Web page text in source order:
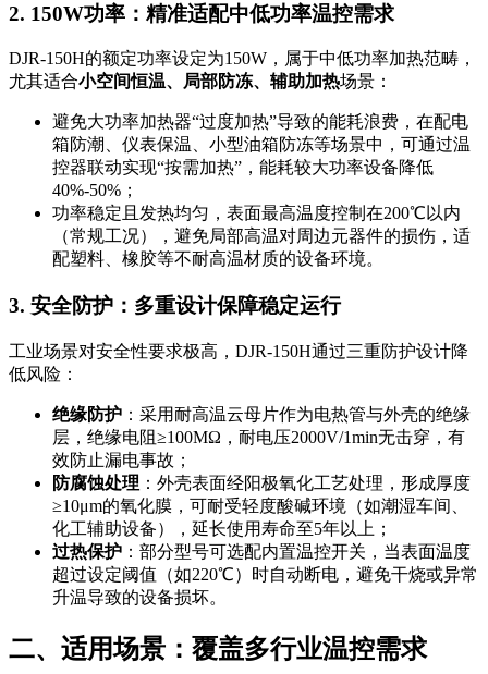
2. 150W功率：精准适配中低功率温控需求
DJR-150H的额定功率设定为150W，属于中低功率加热范畴，
尤其适合小空间恒温、局部防冻、辅助加热场景：
避免大功率加热器“过度加热”导致的能耗浪费，在配电
箱防潮、仪表保温、小型油箱防冻等场景中，可通过温
控器联动实现“按需加热”，能耗较大功率设备降低
40%-50%；
功率稳定且发热均匀，表面最高温度控制在200℃以内
（常规工况），避免局部高温对周边元器件的损伤，适
配塑料、橡胶等不耐高温材质的设备环境。
3. 安全防护：多重设计保障稳定运行
工业场景对安全性要求极高，DJR-150H通过三重防护设计降
低风险：
绝缘防护 ：采用耐高温云母片作为电热管与外壳的绝缘
层，绝缘电阻≥100MΩ，耐电压2000V/1min无击穿，有
效防止漏电事故；
防腐蚀处理 ：外壳表面经阳极氧化工艺处理，形成厚度
≥10μm的氧化膜，可耐受轻度酸碱环境（如潮湿车间、
化工辅助设备），延长使用寿命至5年以上；
过热保护 ：部分型号可选配内置温控开关，当表面温度
超过设定阈值（如220℃）时自动断电，避免干烧或异常
升温导致的设备损坏。
二、适用场景：覆盖多行业温控需求